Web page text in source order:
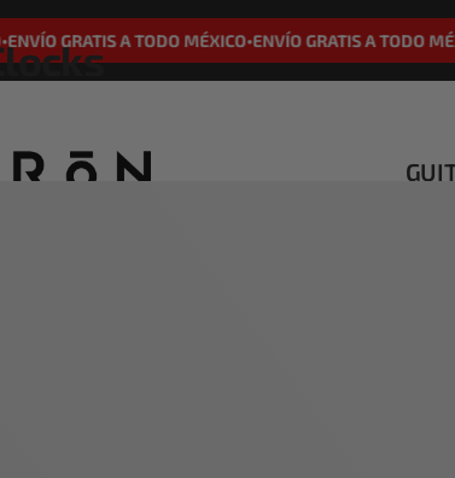
GRATIS A TODO MÉXICO•ENVÍO GRATIS A TODO